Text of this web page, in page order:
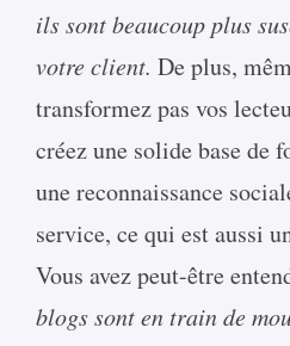
ils sont beaucoup plus
votre client. De plus,
transformez pas vos
créez une solide base de
une reconnaissance
service, ce qui est aussi
Vous avez peut-être
blogs sont en train de